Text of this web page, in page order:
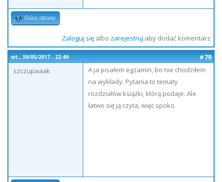
Góra strony
Zaloguj sięalbo zarejestruj aby dodać komentarz
wt., 30/05/2017 - 22:49
#79
szczupaaak
A ja pisałem egzamin, bo nie chodziłem
na wykłady. Pytania to tematy
rozdziałów książki, którą podaje. Ale
łatwo się ją czyta, więc spoko.